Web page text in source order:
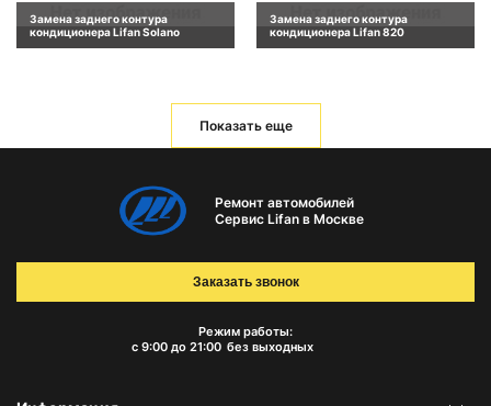
Замена заднего контура
кондиционера Lifan Solano
Замена заднего контура
кондиционера Lifan 820
Показать еще
Ремонт автомобилей
Сервис Lifan в Москве
Режим работы:
с 9:00 до 21:00 без выходных
Заказать звонок